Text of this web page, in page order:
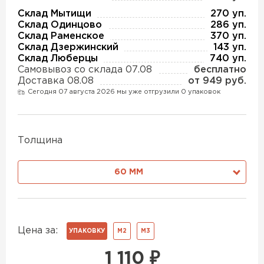
Склад Мытищи
270 уп.
Склад Одинцово
286 уп.
Склад Раменское
370 уп.
Склад Дзержинский
143 уп.
Склад Люберцы
740 уп.
Самовывоз со склада 07.08
бесплатно
Доставка 08.08
от 949 руб.
Сегодня 07 августа 2026 мы уже отгрузили 0 упаковок
Толщина
60 ММ
Цена за: УПАКОВКУ М2 М3
1 110 ₽
Утеплитель Изотек
ПЕРЕЙТИ
Утеплитель Ruspanel
ПЕРЕЙТИ
ПЕРЕЙТИ
ПЕРЕЙТИ
Утеплитель Юматекс
Утеплитель Теплекс
Утеплитель Дирок